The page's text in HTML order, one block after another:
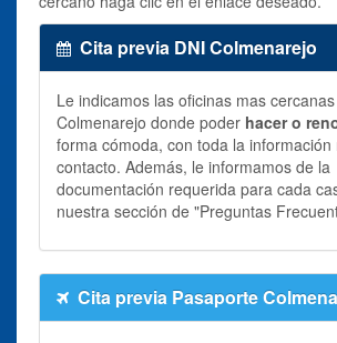
Cita previa DNI Colmenarejo
Le indicamos las oficinas mas
Colmenarejo donde poder hacer o
forma cómoda, con toda la
contacto. Además, le informamos de la
documentación requerida para cada
nuestra sección de "Preguntas
Cita previa Pasaporte